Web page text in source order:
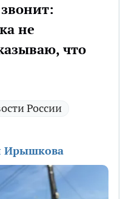
не
что
России
Ирышкова